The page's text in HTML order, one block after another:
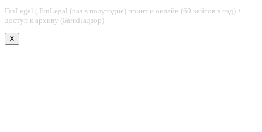
FinLegal ( FinLegal (раз в полугодие) принт и онлайн (60 кейсов в год) +
доступ к архиву (БанкНадзор)
X